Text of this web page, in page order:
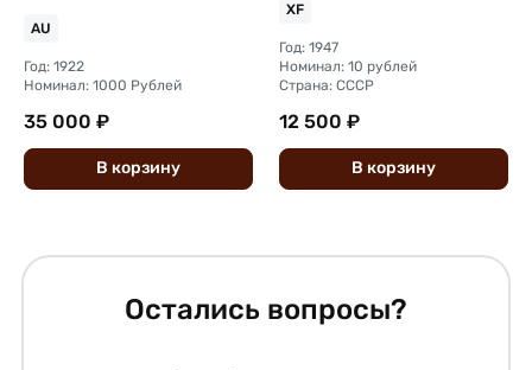
AU
Год: 1922
Номинал: 1000 Рублей
35 000 ₽
В корзину
XF
Год: 1947
Номинал: 10 рублей
Страна: СССР
12 500 ₽
В корзину
Остались вопросы?